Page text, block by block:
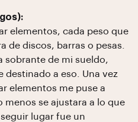
elementos, cada peso que
de discos, barras o pesas.
sobrante de mi sueldo,
a eso. Una vez
elementos me puse a
menos se ajustara a lo que
lugar fue un